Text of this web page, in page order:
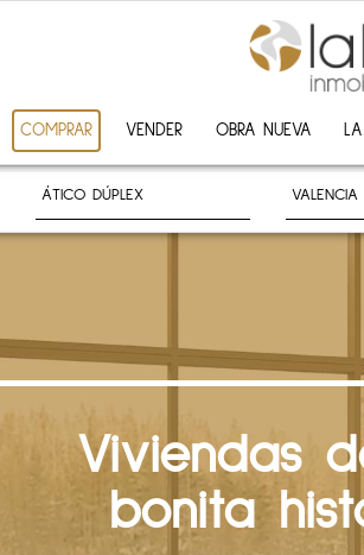
COMPRAR VENDER OBRA NUEVA
Viviendas
bonita